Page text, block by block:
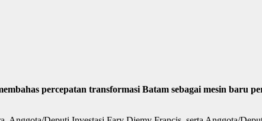
percepatan transformasi Batam sebagai mesin baru